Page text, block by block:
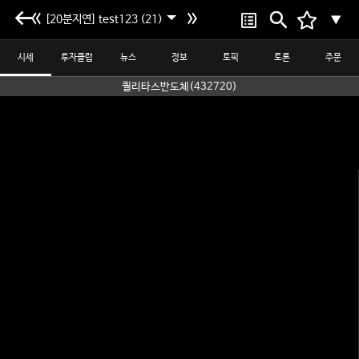
[20분지연] test123 (21) ▼
시세 투자클럽 뉴스 정보 토픽 토론 주문
퀄리타스반도체(432720)